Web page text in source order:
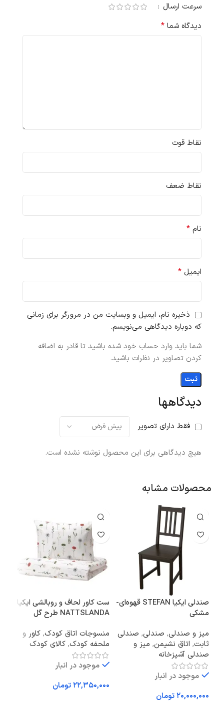
دیدگاهها
فقط دارای تصویر
هیچ دیدگاهی برای این محصول نوشته نشده است.
سرعت ارسال
دیدگاه شما *
نقاط قوت
نقاط ضعف
نام *
ایمیل *
ذخیره نام، ایمیل و وبسایت من در مرورگر برای زمانی
که دوباره دیدگاهی می‌نویسم.
شما باید وارد حساب خود شده باشید تا قادر به اضافه
کردن تصاویر در نظرات باشید.
محصولات مشابه
صندلی ایکیا STEFAN قهوه‌ای-
مشکی
میز و صندلی, صندلی, صندلی
ثابت, اتاق نشیمن, میز و
صندلی آشپزخانه
موجود در انبار
تومان
ست کاور لحاف و روبالشی ایکیا
NATTSLANDA طرح گل
منسوجات اتاق کودک, کاور و
ملحفه کودک, کالای کودک
موجود در انبار
تومان